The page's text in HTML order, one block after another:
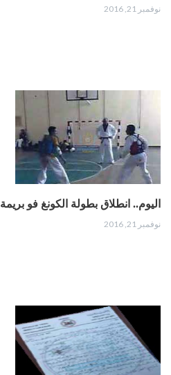
نوفمبر 21, 2016
اليوم.. انطلاق بطولة الكونغ فو بريمة
نوفمبر 21, 2016